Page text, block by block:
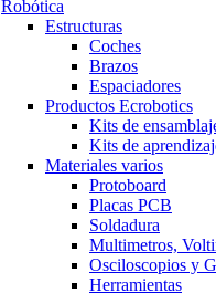
Robótica
Estructuras
Coches
Brazos
Espaciadores
Productos Ecrobotics
Kits de
Kits de
Materiales varios
Protoboard
Placas PCB
Soldadura
Multimetros,
Osciloscopios y
Herramientas